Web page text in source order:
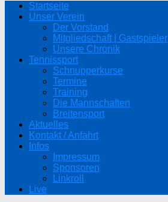
Startseite
Unser Verein
Der Vorstand
Mitgliedschaft | Gastspieler
Unsere Chronik
Tennissport
Schnupperkurse
Termine
Training
Die Mannschaften
Breitensport
Aktuelles
Kontakt / Anfahrt
Infos
Impressum
Sponsoren
Linkroll
Live